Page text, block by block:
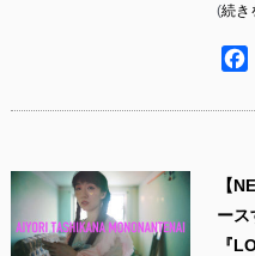
(続き
【
ース
『